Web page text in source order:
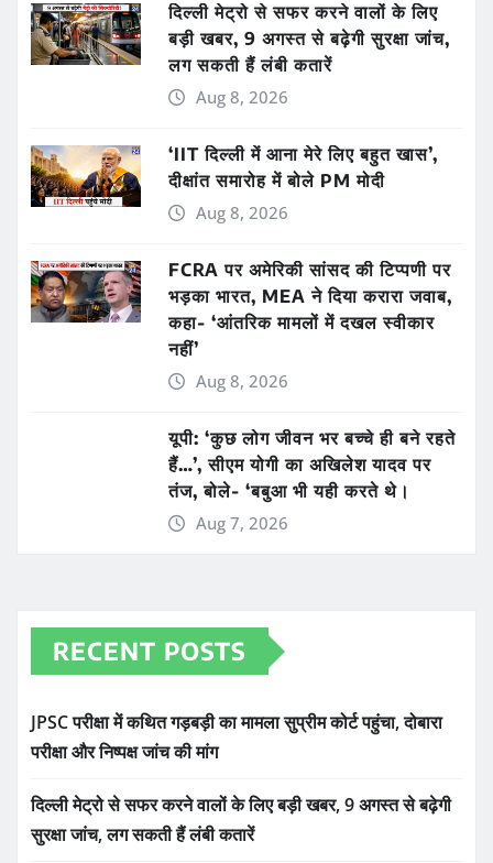
दिल्ली मेट्रो से सफर करने वालों के लिए
बड़ी खबर, 9 अगस्त से बढ़ेगी सुरक्षा जांच,
लग सकती हैं लंबी कतारें
Aug 8, 2026
‘IIT दिल्ली में आना मेरे लिए बहुत खास’,
दीक्षांत समारोह में बोले PM मोदी
Aug 8, 2026
FCRA पर अमेरिकी सांसद की टिप्पणी पर
भड़का भारत, MEA ने दिया करारा जवाब,
कहा- ‘आंतरिक मामलों में दखल स्वीकार
नहीं’
Aug 8, 2026
यूपी: ‘कुछ लोग जीवन भर बच्चे ही बने रहते
हैं…’, सीएम योगी का अखिलेश यादव पर
तंज, बोले- ‘बबुआ भी यही करते थे।
Aug 7, 2026
RECENT POSTS
JPSC परीक्षा में कथित गड़बड़ी का मामला सुप्रीम कोर्ट पहुंचा, दोबारा
परीक्षा और निष्पक्ष जांच की मांग
दिल्ली मेट्रो से सफर करने वालों के लिए बड़ी खबर, 9 अगस्त से बढ़ेगी
सुरक्षा जांच, लग सकती हैं लंबी कतारें